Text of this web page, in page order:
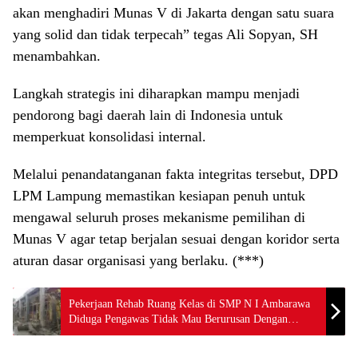
akan menghadiri Munas V di Jakarta dengan satu suara
yang solid dan tidak terpecah” tegas Ali Sopyan, SH
menambahkan.
​Langkah strategis ini diharapkan mampu menjadi
pendorong bagi daerah lain di Indonesia untuk
memperkuat konsolidasi internal.
Melalui penandatanganan fakta integritas tersebut, DPD
LPM Lampung memastikan kesiapan penuh untuk
mengawal seluruh proses mekanisme pemilihan di
Munas V agar tetap berjalan sesuai dengan koridor serta
aturan dasar organisasi yang berlaku. (***)
Pekerjaan Rehab Ruang Kelas di SMP N I Ambarawa
Diduga Pengawas Tidak Mau Berurusan Dengan
Wartawan